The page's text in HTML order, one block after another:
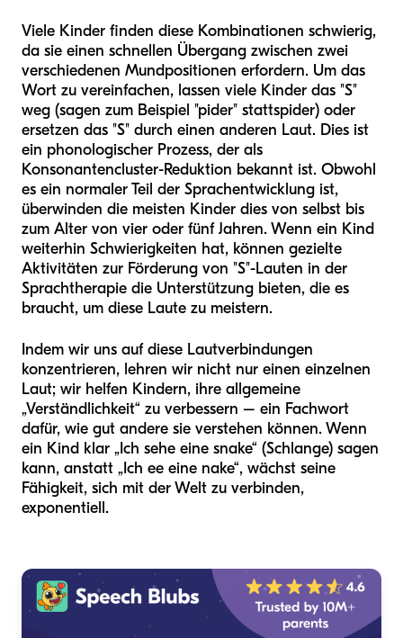
Viele Kinder finden diese Kombinationen schwierig,
da sie einen schnellen Übergang zwischen zwei
verschiedenen Mundpositionen erfordern. Um das
Wort zu vereinfachen, lassen viele Kinder das "S"
weg (sagen zum Beispiel "pider" stattspider) oder
ersetzen das "S" durch einen anderen Laut. Dies ist
ein phonologischer Prozess, der als
Konsonantencluster-Reduktion bekannt ist. Obwohl
es ein normaler Teil der Sprachentwicklung ist,
überwinden die meisten Kinder dies von selbst bis
zum Alter von vier oder fünf Jahren. Wenn ein Kind
weiterhin Schwierigkeiten hat, können gezielte
Aktivitäten zur Förderung von "S"-Lauten in der
Sprachtherapie die Unterstützung bieten, die es
braucht, um diese Laute zu meistern.
Indem wir uns auf diese Lautverbindungen
konzentrieren, lehren wir nicht nur einen einzelnen
Laut; wir helfen Kindern, ihre allgemeine
„Verständlichkeit“ zu verbessern – ein Fachwort
dafür, wie gut andere sie verstehen können. Wenn
ein Kind klar „Ich sehe eine snake“ (Schlange) sagen
kann, anstatt „Ich ee eine nake“, wächst seine
Fähigkeit, sich mit der Welt zu verbinden,
exponentiell.